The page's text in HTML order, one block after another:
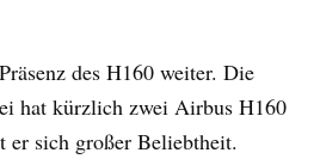
des H160 weiter. Die
hat kürzlich zwei Airbus H160
er sich großer Beliebtheit.